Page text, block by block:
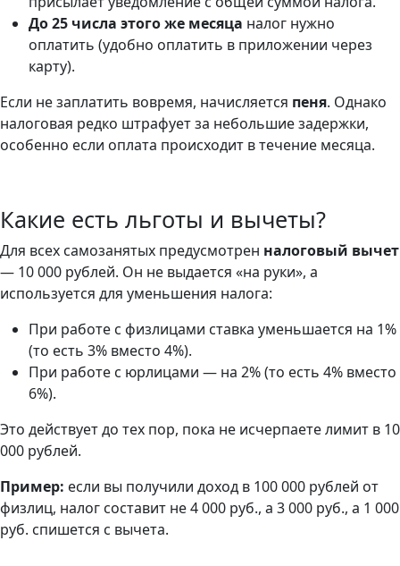
До 25 числа этого же месяца налог нужно
оплатить (удобно оплатить в приложении через
карту).
Если не заплатить вовремя, начисляется пеня. Однако
налоговая редко штрафует за небольшие задержки,
особенно если оплата происходит в течение месяца.
Какие есть льготы и вычеты?
Для всех самозанятых предусмотрен налоговый вычет
— 10 000 рублей. Он не выдается «на руки», а
используется для уменьшения налога:
При работе с физлицами ставка уменьшается на 1%
(то есть 3% вместо 4%).
При работе с юрлицами — на 2% (то есть 4% вместо
6%).
Это действует до тех пор, пока не исчерпаете лимит в 10
000 рублей.
Пример: если вы получили доход в 100 000 рублей от
физлиц, налог составит не 4 000 руб., а 3 000 руб., а 1 000
руб. спишется с вычета.